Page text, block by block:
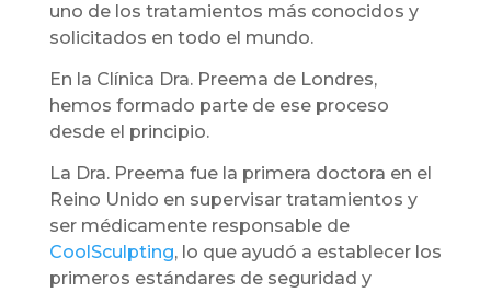
uno de los tratamientos más conocidos y
solicitados en todo el mundo.
En la Clínica Dra. Preema de Londres,
hemos formado parte de ese proceso
desde el principio.
La Dra. Preema fue la primera doctora en el
Reino Unido en supervisar tratamientos y
ser médicamente responsable de
CoolSculpting, lo que ayudó a establecer los
primeros estándares de seguridad y